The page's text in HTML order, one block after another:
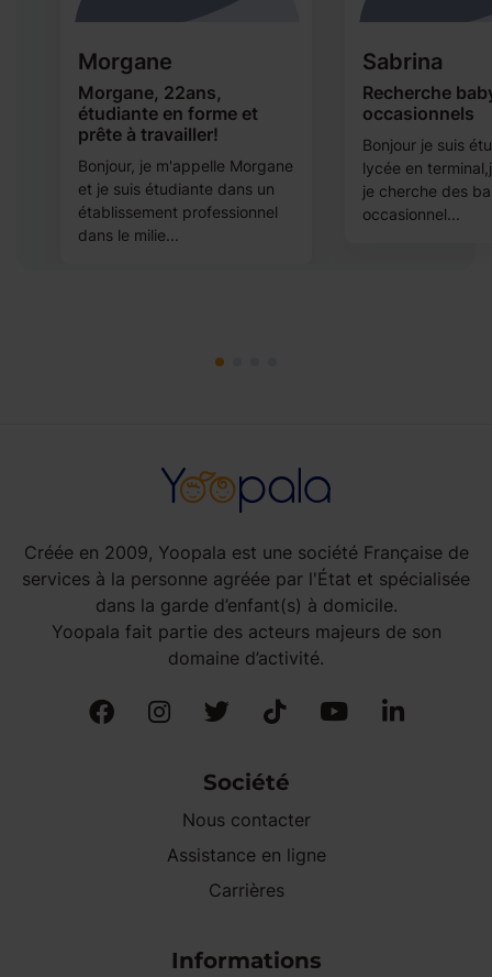
Morgane
Morgane, 22ans,
étudiante en forme et
prête à travailler!
Bonjour, je m'appelle Morgane
et je suis étudiante dans un
établissement professionnel
dans le milie...
Sabrina
Recherche
occasionnels
Bonjour je suis
lycée en
je cherche des
occasionnel...
Créée en 2009, Yoopala est une société Française de
services à la personne agréée par l'État et spécialisée
dans la garde d’enfant(s) à domicile.
Yoopala fait partie des acteurs majeurs de son
domaine d’activité.
Société
Nous contacter
Assistance en ligne
Carrières
Informations